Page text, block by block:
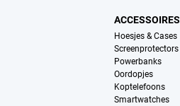
ACCESSOIRES
Hoesjes & Cases
Screenprotectors
Powerbanks
Oordopjes
Koptelefoons
Smartwatches